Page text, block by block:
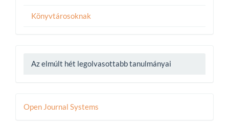
Könyvtárosoknak
Az elmúlt hét legolvasottabb tanulmányai
Developed
Open Journal Systems